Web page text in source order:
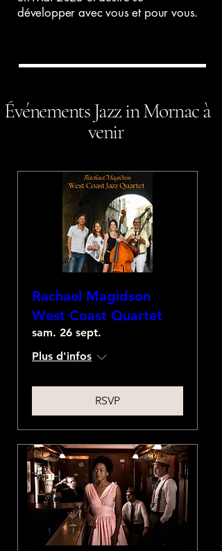
développer avec vous et pour vous.
Événements Jazz in Mornac à
venir
Rachael Magidson
West Coast Quartet
sam. 26 sept.
Plus d'infos
RSVP